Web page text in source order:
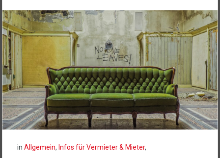
in Allgemein, Infos für Vermieter & Mieter,